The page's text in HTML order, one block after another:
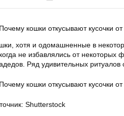
хотя и одомашненные в
не избавлялись от
Ряд удивительных
Shutterstock